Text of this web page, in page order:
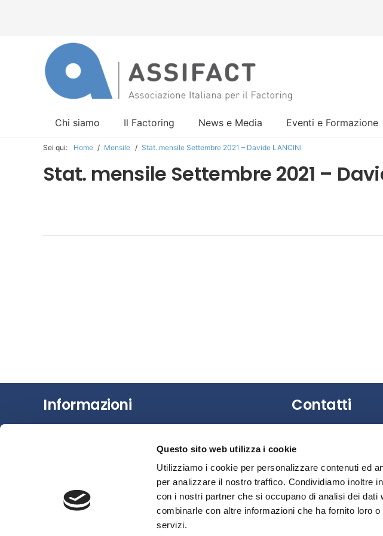
Questo sito web utilizza i cookie
Utilizziamo i cookie per personalizzare contenuti ed
per analizzare il nostro traffico. Condividiamo inoltre
con i nostri partner che si occupano di analisi dei
combinarle con altre informazioni che ha fornito loro
servizi.
Chi siamo Il Factoring News e Media Eventi e Formazione
Sei qui: Home / Mensile / Stat. mensile Settembre 2021 – Davide LANCINI
Stat. mensile Settembre 2021 –
Informazioni
Studi e Statistiche
Contatti
pubblico.
È possibile
contattando la
Privacy